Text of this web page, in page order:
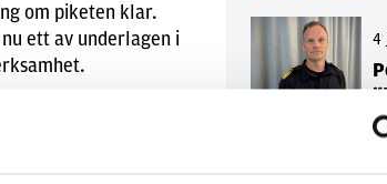
om piketen klar.
ett av underlagen i
4